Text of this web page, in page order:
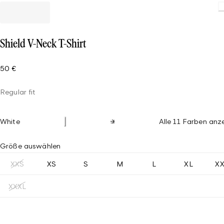
Shield V-Neck T-Shirt
50 €
Regular fit
White Alle 11 Farben
Größe auswählen
XXS XS S M L XL
XXXL